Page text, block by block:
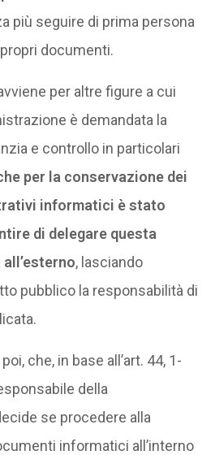
più seguire di prima persona
documenti.
per altre figure a cui
è demandata la
e controllo in particolari
per la conservazione dei
informatici è stato
di delegare questa
, lasciando
pubblico la responsabilità di
che, in base all’art. 44, 1-
della
se procedere alla
informatici all’interno